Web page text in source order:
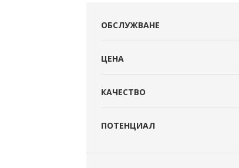
ОБСЛУЖВАНЕ
ЦЕНА
КАЧЕСТВО
ПОТЕНЦИАЛ